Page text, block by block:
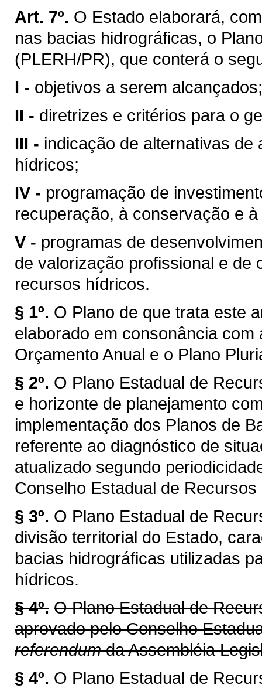
Art. 7º. O Estado elaborará,
nas bacias hidrográficas, o
(PLERH/PR), que conterá o
I - objetivos a serem alcançados;
II - diretrizes e critérios para o
III - indicação de alternativas
hídricos;
IV - programação de
recuperação, à conservação e
V - programas de
de valorização profissional e de
recursos hídricos.
§ 1º. O Plano de que trata este
elaborado em consonância
Orçamento Anual e o Plano
§ 2º. O Plano Estadual de
e horizonte de planejamento
implementação dos Planos de
referente ao diagnóstico de
atualizado segundo
Conselho Estadual de
§ 3º. O Plano Estadual de
divisão territorial do Estado,
bacias hidrográficas utilizadas
hídricos.
§ 4º. O Plano Estadual de
aprovado pelo Conselho
referendumda Assembléia
§ 4º. O Plano Estadual de